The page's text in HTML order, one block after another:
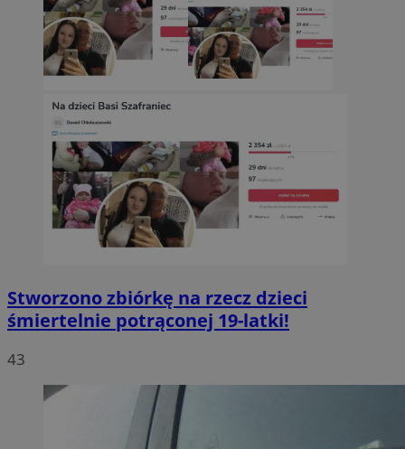
Stworzono zbiórkę na rzecz dzieci
śmiertelnie potrąconej 19-latki!
43